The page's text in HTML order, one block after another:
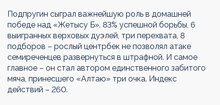
Подпругин сыграл важнейшую роль в домашней
победе над «Жетысу Б». 83% успешной борьбы, 6
выигранных верховых дуэлей, три перехвата, 8
подборов – рослый центрбек не позволял атаке
семиреченцев развернуться в штрафной. И самое
главное – он стал автором единственного забитого
мяча, принесшего «Алтаю» три очка. Индекс
действий – 260.